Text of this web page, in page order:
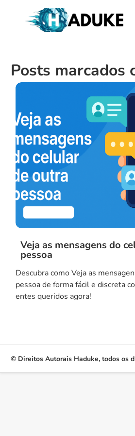
Posts marcados
Veja as mensagens do
pessoa
Descubra como Veja as
pessoa de forma fácil e discreta
entes queridos agora!
© Direitos Autorais Haduke, todos os